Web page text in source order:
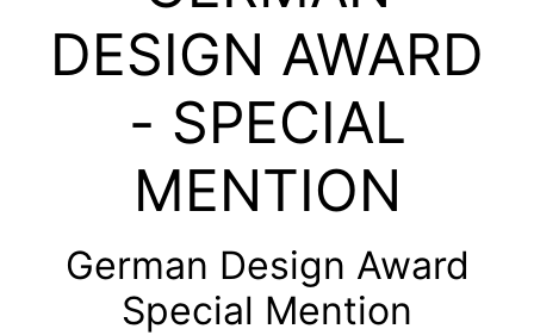
ESIGN AWARD -
SPECIAL M
ENTION
German Design Award
Special Mention